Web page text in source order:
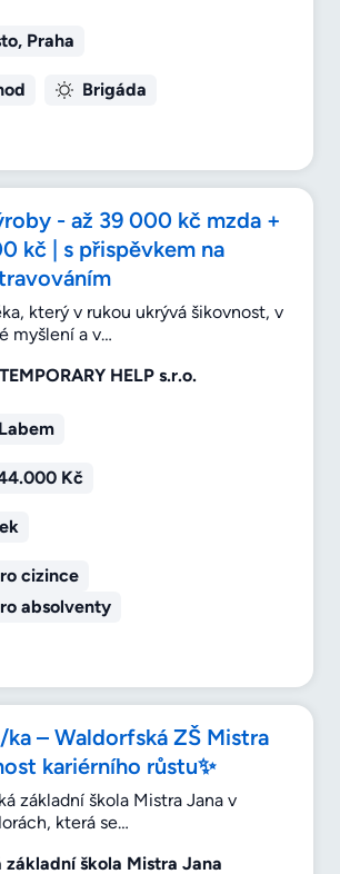
Praha
Brigáda
- až 39 000 kč mzda +
kč | s přispěvkem na
který v rukou ukrývá šikovnost, v
myšlení a v…
HELP s.r.o.
Kč
cizince
absolventy
– Waldorfská ZŠ Mistra
kariérního růstu✨
základní škola Mistra Jana v
která se…
základní škola Mistra Jana